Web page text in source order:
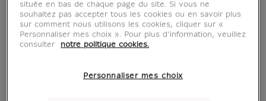
située en bas de chaque page du site. Si vous ne
souhaitez pas accepter tous les cookies ou en savoir plus
sur comment nous utilisons les cookies, cliquer sur «
Personnaliser mes choix ». Pour plus d’information, veuillez
consulter
notre politique cookies.
Personnaliser mes choix